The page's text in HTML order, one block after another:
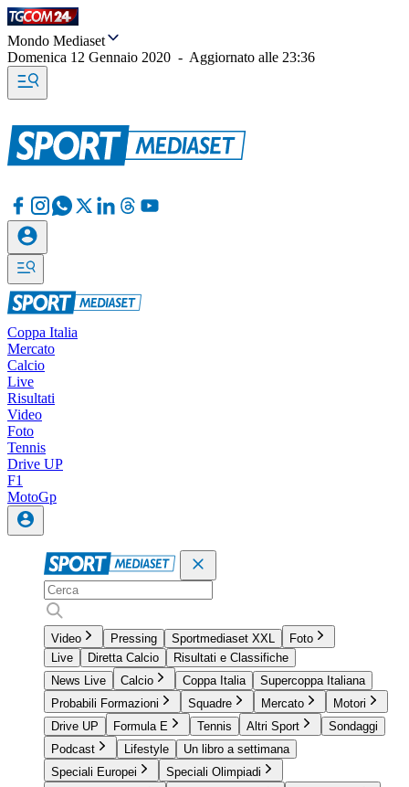
Mondo Mediaset
Domenica 12 Gennaio 2020 - Aggiornato alle 23:36
Coppa Italia
Mercato
Calcio
Live
Risultati
Video
Foto
Tennis
Drive UP
F1
MotoGp
Video Pressing Sportmediaset XXL
Foto
Live
Diretta Calcio
Risultati e Classifiche
News Live
Calcio Coppa Italia
Supercoppa Italiana
Probabili Formazioni
Squadre Mercato
Motori
Drive UP
Formula E Tennis Altri Sport
Sondaggi
Podcast
Lifestyle
Un libro a settimana
Speciali Europei
Speciali Olimpiadi